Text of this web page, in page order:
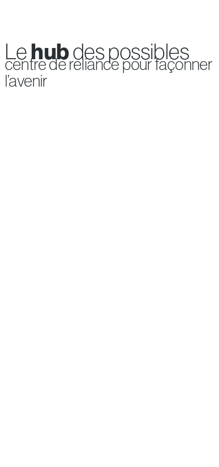
Lehubdes possibles
centre de reliance pour façonner
l’avenir